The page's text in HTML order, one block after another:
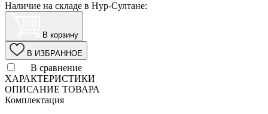
Наличие на складе в Нур-Султане:
В корзину
В ИЗБРАННОЕ
В сравнение
ХАРАКТЕРИСТИКИ
ОПИСАНИЕ ТОВАРА
Комплектация